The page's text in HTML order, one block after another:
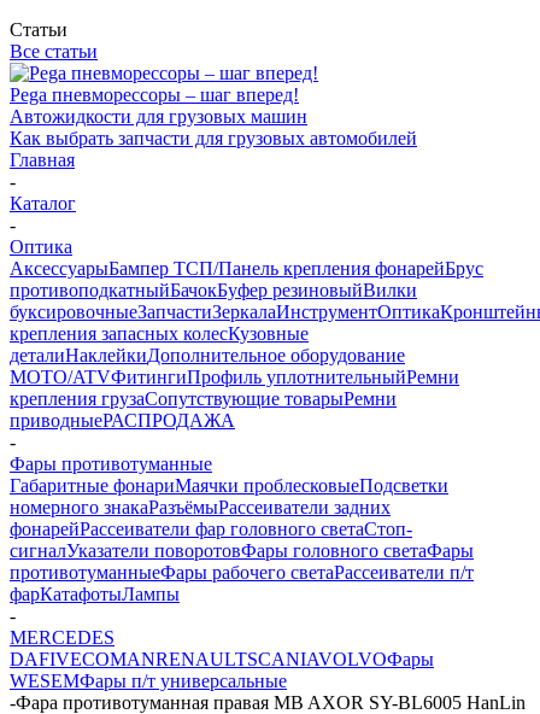
Статьи
Все статьи
Pega пневморессоры – шаг вперед!
Автожидкости для грузовых машин
Как выбрать запчасти для грузовых автомобилей
Главная
-
Каталог
-
Оптика
АксессуарыБампер ТСП/Панель крепления фонарейБрус
противоподкатныйБачокБуфер резиновыйВилки
буксировочныеЗапчастиЗеркалаИнструментОптика
крепления запасных колесКузовные
деталиНаклейкиДополнительное оборудование
MOTO/ATVФитингиПрофиль уплотнительныйРемни
крепления грузаСопутствующие товарыРемни
приводныеРАСПРОДАЖА
-
Фары противотуманные
Габаритные фонариМаячки проблесковыеПодсветки
номерного знакаРазъёмыРассеиватели задних
фонарейРассеиватели фар головного светаСтоп-
сигналУказатели поворотовФары головного светаФары
противотуманныеФары рабочего светаРассеиватели п/т
фарКатафотыЛампы
-
MERCEDES
DAFIVECOMANRENAULTSCANIAVOLVOФары
WESEMФары п/т универсальные
-Фара противотуманная правая МB AXOR SY-BL6005 HanLin